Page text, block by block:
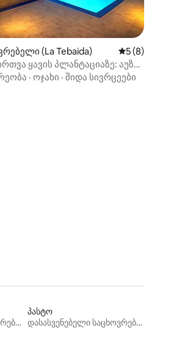
5‑დან 5, 16 მიმოხილვა
(La Tebaida) საშუალო
5 (8)
ყავის პლანტაციაზე: აუზი,
და დიზაინი
· ოჯახი · შიდა სივრცეები
დასასვენებელი საცხოვრებლები
პასტო
დასასვენებელი საცხოვრებლები